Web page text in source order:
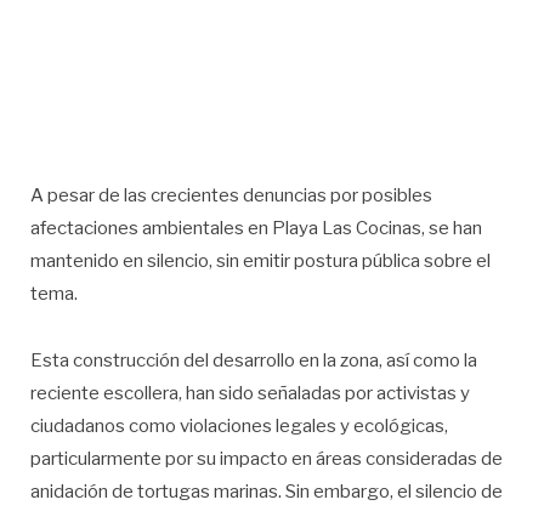
A pesar de las crecientes denuncias por posibles
afectaciones ambientales en Playa Las Cocinas, se han
mantenido en silencio, sin emitir postura pública sobre el
tema.
Esta construcción del desarrollo en la zona, así como la
reciente escollera, han sido señaladas por activistas y
ciudadanos como violaciones legales y ecológicas,
particularmente por su impacto en áreas consideradas de
anidación de tortugas marinas. Sin embargo, el silencio de